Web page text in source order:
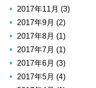
2017年11月 (3)
2017年9月 (2)
2017年8月 (1)
2017年7月 (1)
2017年6月 (3)
2017年5月 (4)